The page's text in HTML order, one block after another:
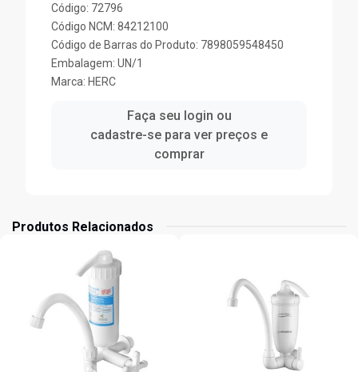
Código: 72796
Código NCM: 84212100
Código de Barras do Produto: 7898059548450
Embalagem: UN/1
Marca: HERC
Faça seu login ou
cadastre-se para ver preços e
comprar
Produtos Relacionados